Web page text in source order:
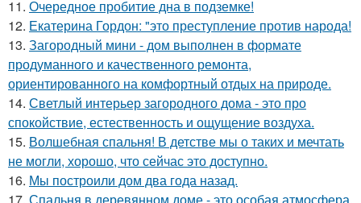
11. Очередное пробитие дна в подземке!
12. Екатерина Гордон: "это преступление против народа!
13. Загородный мини - дом выполнен в формате
продуманного и качественного ремонта,
ориентированного на комфортный отдых на природе.
14. Светлый интерьер загородного дома - это про
спокойствие, естественность и ощущение воздуха.
15. Волшебная спальня! В детстве мы о таких и мечтать
не могли, хорошо, что сейчас это доступно.
16. Мы построили дом два года назад.